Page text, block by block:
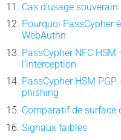
Cas d’usage souverain
Pourquoi PassCypher
WebAuthn
PassCypher NFC
l’interception
PassCypher HSM
phishing
Comparatif de surface
Signaux faibles